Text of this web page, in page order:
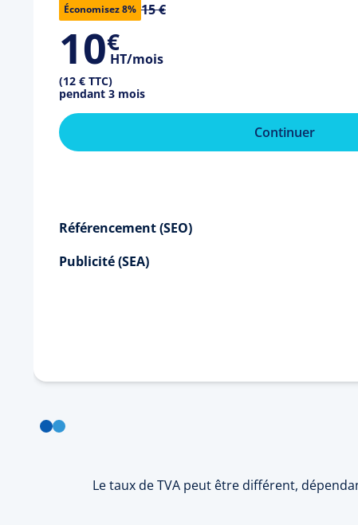
Économisez 8% 15 €
10€
HT/mois
(12 € TTC)
pendant 3 mois
Continuer
Référencement (SEO)
Publicité (SEA)
Le taux de TVA peut être différent,